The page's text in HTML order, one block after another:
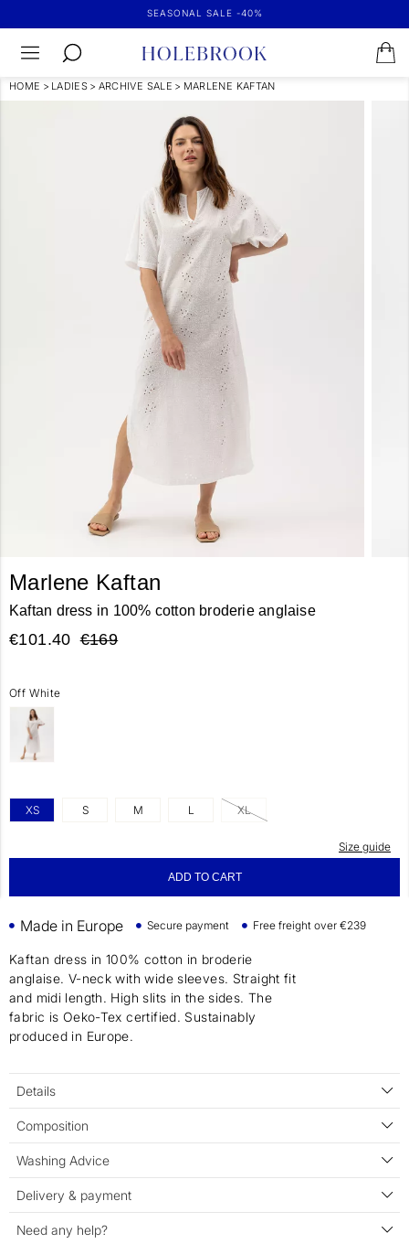
SEASONAL SALE -40%
HOME > LADIES > ARCHIVE SALE > MARLENE KAFTAN
Marlene Kaftan
Kaftan dress in 100% cotton broderie anglaise
€101.40 €169
Off White
XS S M L XL
Size guide
ADD TO CART
Made in Europe Secure payment Free freight over €239
Kaftan dress in 100% cotton in broderie
anglaise. V-neck with wide sleeves. Straight fit
and midi length. High slits in the sides. The
fabric is Oeko-Tex certified. Sustainably
produced in Europe.
Details
Composition
Washing Advice
Delivery & payment
Need any help?